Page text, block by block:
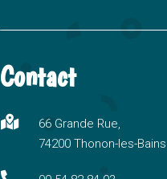
Contact

66 Grande Rue,
74200 Thonon-les-Bains